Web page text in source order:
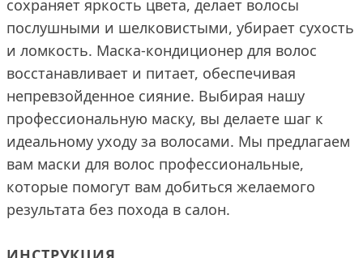
сохраняет яркость цвета, делает волосы
послушными и шелковистыми, убирает сухость
и ломкость. Маска-кондиционер для волос
восстанавливает и питает, обеспечивая
непревзойденное сияние. Выбирая нашу
профессиональную маску, вы делаете шаг к
идеальному уходу за волосами. Мы предлагаем
вам маски для волос профессиональные,
которые помогут вам добиться желаемого
результата без похода в салон.